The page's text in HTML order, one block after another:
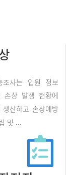
조사는 입원 정보
손상 발생 현황에
산하고 손상예방
및 ...